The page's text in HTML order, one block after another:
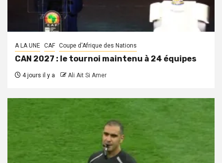
A LA UNE CAF Coupe d'Afrique des Nations
CAN 2027 : le tournoi maintenu à 24 équipes
4 jours il y a Ali Ait Si Amer